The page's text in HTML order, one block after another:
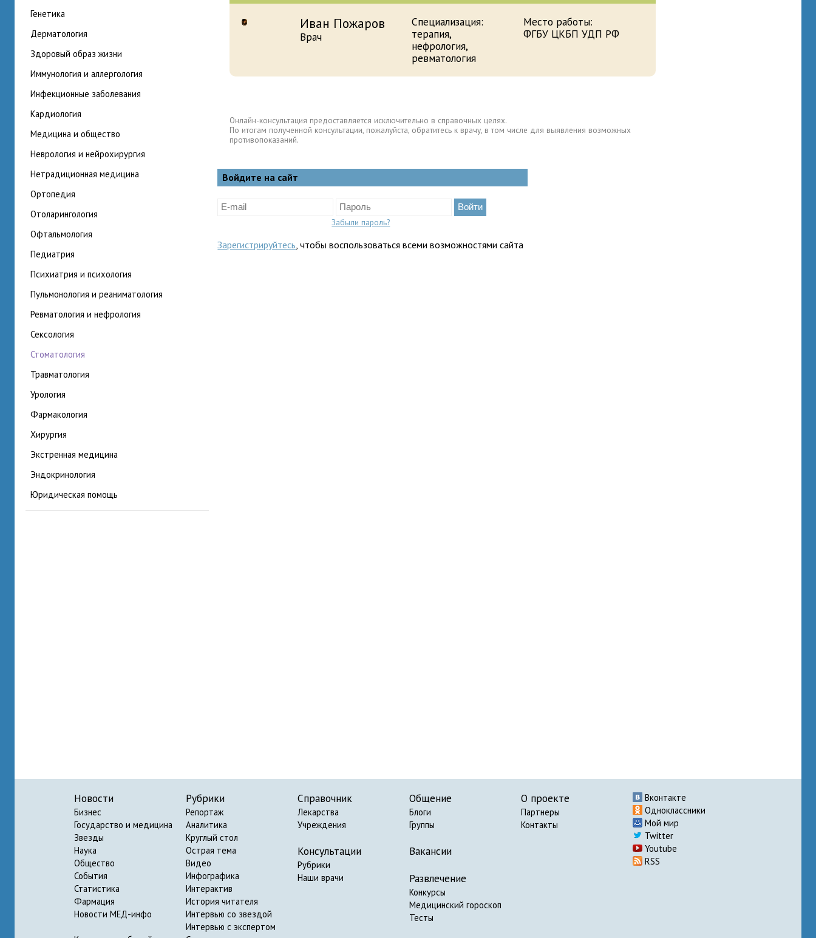
генетика
дерматология
здоровый образ жизни
иммунология и аллергология
инфекционные заболевания
кардиология
медицина и общество
неврология и нейрохирургия
нетрадиционная медицина
ортопедия
отоларингология
офтальмология
педиатрия
психиатрия и психология
пульмонология и реаниматология
ревматология и нефрология
сексология
стоматология
травматология
урология
фармакология
хирургия
экстренная медицина
эндокринология
юридическая помощь
Иван Пожаров
Врач
Специализация:
терапия,
нефрология,
ревматология
Место работы:
ФГБУ ЦКБП УДП РФ
Онлайн-консультация предоставляется исключительно в справочных целях.
По итогам полученной консультации, пожалуйста, обратитесь к врачу, в том числе для выявления возможных
противопоказаний.
Войдите на сайт
Забыли пароль?
Зарегистрируйтесь, чтобы воспользоваться всеми возможностями сайта
Новости
Бизнес
Государство и медицина
Звезды
Наука
Общество
События
Статистика
Фармация
Новости МЕД-инфо
Рубрики
Репортаж
Аналитика
Круглый стол
Острая тема
Видео
Инфографика
Интерактив
История читателя
Интервью со звездой
Интервью с экспертом
Справочник
Лекарства
Учреждения
Консультации
Рубрики
Наши врачи
Общение
Блоги
Группы
Вакансии
Развлечение
Конкурсы
Медицинский гороскоп
Тесты
О проекте
Партнеры
Контакты
Вконтакте
Одноклассники
Мой мир
Twitter
Youtube
RSS